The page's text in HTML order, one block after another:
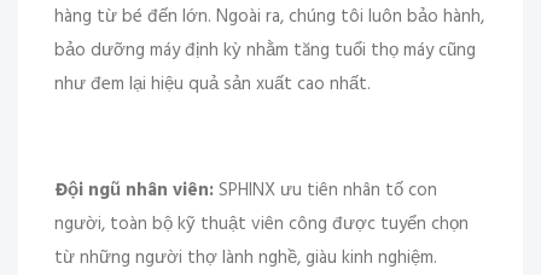
hàng từ bé đến lớn. Ngoài ra, chúng tôi luôn bảo hành,
bảo dưỡng máy định kỳ nhằm tăng tuổi thọ máy cũng
như đem lại hiệu quả sản xuất cao nhất.
Đội ngũ nhân viên:SPHINX ưu tiên nhân tố con
người, toàn bộ kỹ thuật viên công được tuyển chọn
từ những người thợ lành nghề, giàu kinh nghiệm.